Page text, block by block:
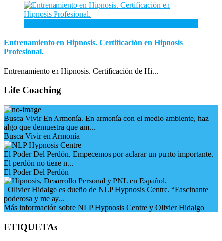
Entrenamiento en Hipnosis. Certificación en Hipnosis
Profesional.
Entrenamiento en Hipnosis. Certificación de Hi...
Life Coaching
Busca Vivir En Armonía. En armonía con el medio ambiente, haz
algo que demuestra que am...
Busca Vivir en Armonía
El Poder Del Perdón. Empecemos por aclarar un punto importante.
El perdón no tiene n...
El Poder Del Perdón
Olivier Hidalgo es dueño de NLP Hypnosis Centre. “Fascinante
poderosa y me ay...
Más información sobre NLP Hypnosis Centre y Olivier Hidalgo
ETIQUETAs